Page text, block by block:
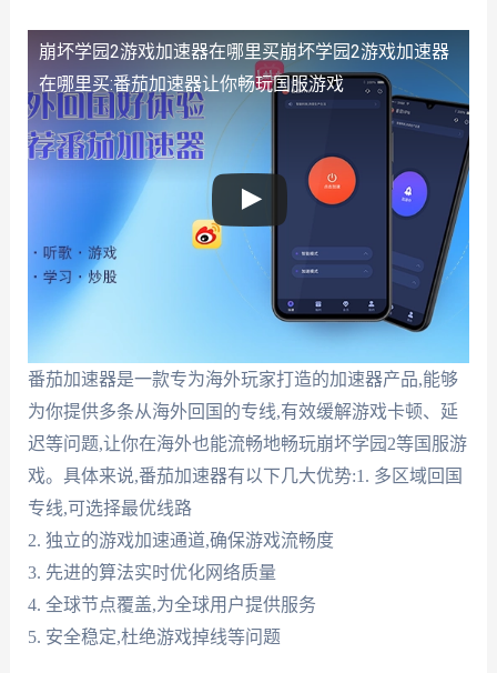
崩坏学园2游戏加速器在哪里买崩坏学园2游戏加速器
在哪里买:番茄加速器让你畅玩国服游戏
番茄加速器是一款专为海外玩家打造的加速器产品,能够
为你提供多条从海外回国的专线,有效缓解游戏卡顿、延
迟等问题,让你在海外也能流畅地畅玩崩坏学园2等国服游
戏。具体来说,番茄加速器有以下几大优势:1. 多区域回国
专线,可选择最优线路
2. 独立的游戏加速通道,确保游戏流畅度
3. 先进的算法实时优化网络质量
4. 全球节点覆盖,为全球用户提供服务
5. 安全稳定,杜绝游戏掉线等问题